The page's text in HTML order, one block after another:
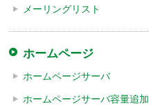
メーリングリスト
ホームページ
ホームページサーバ
ホームページサーバ容量追加